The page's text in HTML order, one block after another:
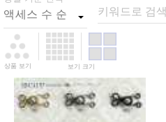
키워드로 검색
상품 보기 보기 크기